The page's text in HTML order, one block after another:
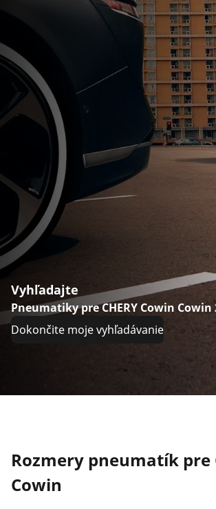
Vyhľadajte
Pneumatiky pre CHERY Cowin Cowin
Dokončite moje vyhľadávanie
Rozmery pneumatík pre
Cowin